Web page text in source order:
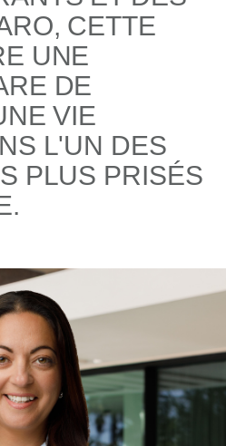
CETTE
UNE
DE
VIE
L'UN DES
PLUS PRISÉS